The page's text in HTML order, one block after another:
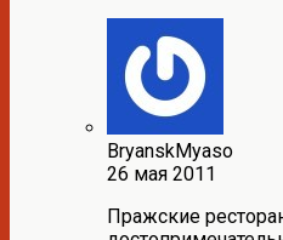
BryanskMyaso
26 мая 2011
Пражские